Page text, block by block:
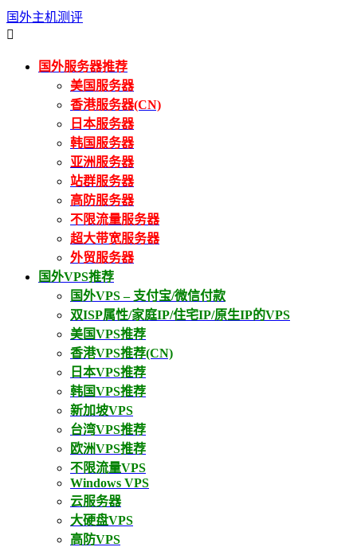
国外主机测评

国外服务器推荐
美国服务器
香港服务器(CN)
日本服务器
韩国服务器
亚洲服务器
站群服务器
高防服务器
不限流量服务器
超大带宽服务器
外贸服务器
国外VPS推荐
国外VPS – 支付宝/微信付款
双ISP属性/家庭IP/住宅IP/原生IP的VPS
美国VPS推荐
香港VPS推荐(CN)
日本VPS推荐
韩国VPS推荐
新加坡VPS
台湾VPS推荐
欧洲VPS推荐
不限流量VPS
Windows VPS
云服务器
大硬盘VPS
高防VPS